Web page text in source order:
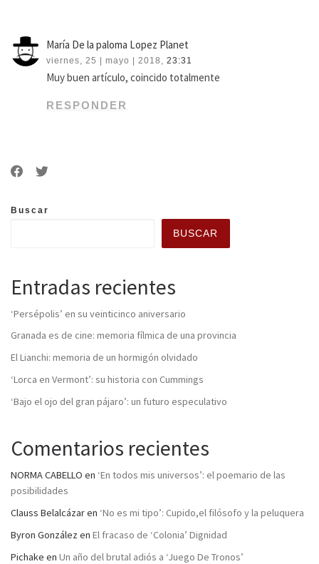
María De la paloma Lopez Planet
viernes, 25 | mayo | 2018, 23:31
Muy buen artículo, coincido totalmente
RESPONDER
Buscar
BUSCAR
Entradas recientes
‘Persépolis’ en su veinticinco aniversario
Granada es de cine: memoria fílmica de una provincia
El Lianchi: memoria de un hormigón olvidado
‘Lorca en Vermont’: su historia con Cummings
‘Bajo el ojo del gran pájaro’: un futuro especulativo
Comentarios recientes
NORMA CABELLO en ‘En todos mis universos’: el poemario de las
posibilidades
Clauss Belalcázaren ‘No es mi tipo’: Cupido,el filósofo y la peluquera
Byron González en El fracaso de ‘Colonia’ Dignidad
Pichake en Un año del brutal adiós a ‘Juego De Tronos’